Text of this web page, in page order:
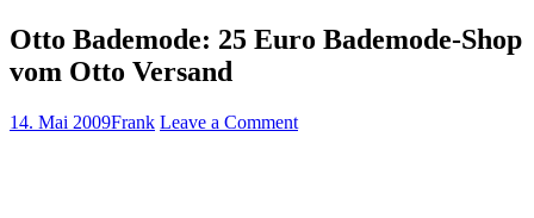
Otto Bademode: 25 Euro Bademode-Shop
vom Otto Versand
14. Mai 2009Frank Leave a Comment